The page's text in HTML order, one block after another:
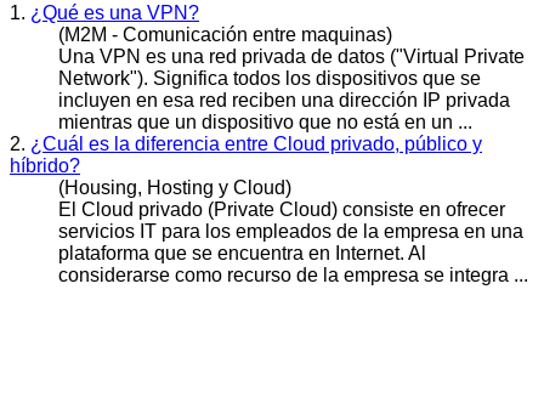
1. ¿Qué es una VPN?
(M2M - Comunicación entre maquinas)
Una VPN es una red privada de datos ("Virtual
Private
Network"). Significa todos los dispositivos que se
incluyen en esa red reciben una dirección IP privada
mientras que un dispositivo que no está en un ...
2. ¿Cuál es la diferencia entre Cloud privado, público y
híbrido?
(Housing, Hosting y Cloud)
El Cloud privado (Private Cloud) consiste en ofrecer
servicios IT para los empleados de la empresa en una
plataforma que se encuentra en Internet. Al
considerarse como recurso de la empresa se integra ...